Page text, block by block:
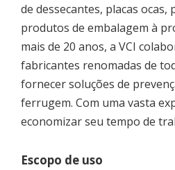
de dessecantes, placas
produtos de embalagem à
mais de 20 anos, a VCI
fabricantes renomadas de
fornecer soluções de
ferrugem. Com uma vasta
economizar seu tempo de
Escopo de uso